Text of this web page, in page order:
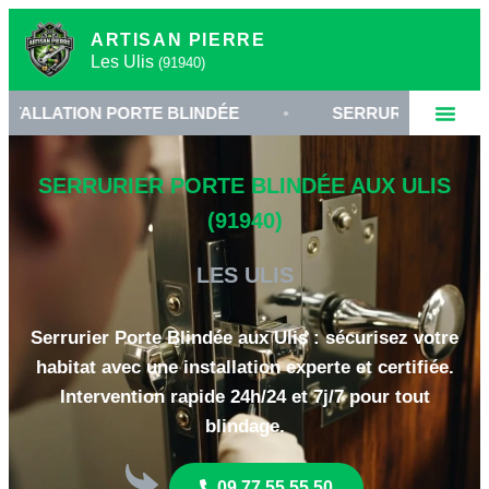
ARTISAN PIERRE
Les Ulis (91940)
PORTE BLINDÉE • SERRURIER LES ULIS
SERRURIER PORTE BLINDÉE AUX ULIS
(91940)
LES ULIS
Serrurier Porte Blindée aux Ulis : sécurisez votre
habitat avec une installation experte et certifiée.
Intervention rapide 24h/24 et 7j/7 pour tout
blindage.